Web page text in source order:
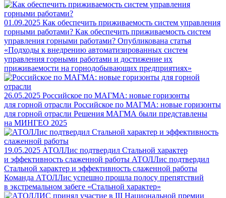
01.09.2025 Как обеспечить приживаемость систем управления
горными работами? Как обеспечить приживаемость систем
управления горными работами? Опубликована статья
«Подходы к внедрению автоматизированных систем
управления горными работами и достижение их
приживаемости на горнодобывающих предприятиях»
26.05.2025 Российское по МАГМА: новые горизонты
для горной отрасли Российское по МАГМА: новые горизонты
для горной отрасли Решения МАГМА были представлены
на МИНГЕО 2025
19.05.2025 АТОЛЛис подтвердил Стальной характер
и эффективность слаженной работы АТОЛЛис подтвердил
Стальной характер и эффективность слаженной работы
Команда АТОЛЛис успешно прошла полосу препятствий
в экстремальном забеге «Стальной характер»